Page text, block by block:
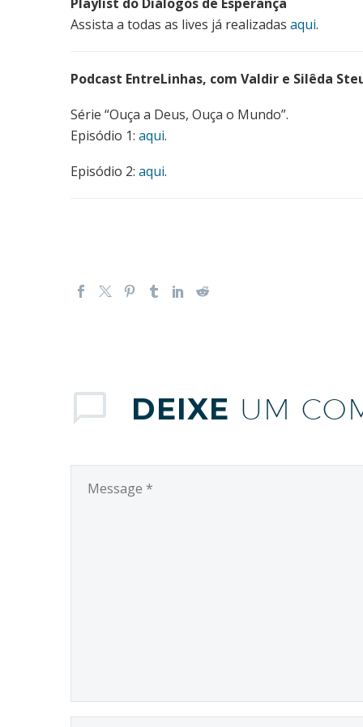
Playlist do Diálogos de Esperança
Assista a todas as lives já realizadas aqui.
Podcast EntreLinhas, com Valdir e Silêda
Série “Ouça a Deus, Ouça o Mundo”.
Episódio 1: aqui.
Episódio 2: aqui.
DEIXE UM